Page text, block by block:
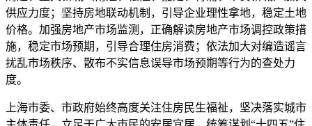
供应力度；坚持房地联动机制，引导企业理性拿地，稳定土地
价格。加强房地产市场监测，正确解读房地产市场调控政策措
施，稳定市场预期，引导合理住房消费；依法加大对编造谣言
扰乱市场秩序、散布不实信息误导市场预期等行为的查处力
度。
上海市委、市政府始终高度关注住房民生福祉，坚决落实城市